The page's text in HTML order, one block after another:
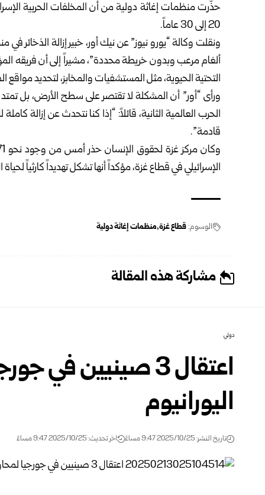
حذّرت منظمات إغاثة دولية من أن المخلفات الحربية
20 إلى 30 عاماً.
ونقلت وكالة “يورو نيوز” عن نيك أور، خبير إزالة
ألغام مرعب وبدون خريطة محددة”، مشيراً إلى أن فريقه
التحتية الحيوية، مثل المستشفيات والمخابز، لتحديد مواقع
ورأى “أور” أن المشكلة لا تقتصر على سطح الأرض، بل
الحرب العالمية الثانية، قائلاً: “إذا كنا نتحدث عن إزالة
قادمة”.
الإسرائيلي في قطاع غزة، مؤكداً أنها تشكل تهديداً كارثياً
الوسوم:قطاع غزة منظمات إغاثة دولية
مشاركة هذه المقالة
دولي
اعتقال 3 صينيين في
اليورانيوم
تاريخ النشر: 2025/10/25 9:47 مساءً اخر تحديث: 2025/10/25 9:47 مساءً